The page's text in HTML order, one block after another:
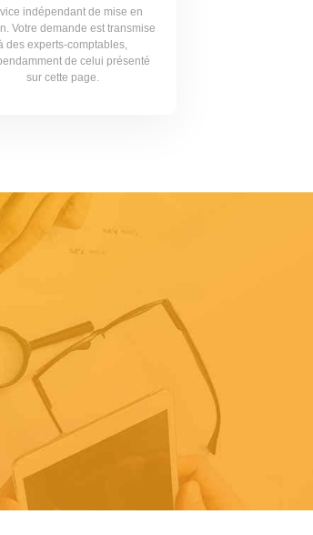
indépendant de mise en
Votre demande est transmise
des experts-comptables,
de celui présenté
sur cette page.